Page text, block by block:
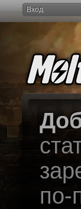
Вход
по-